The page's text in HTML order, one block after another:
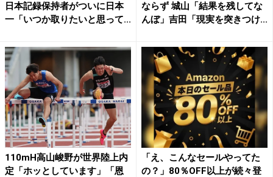
日本記録保持者がついに日本
一「いつか取りたいと思って...
ならず 城山「結果を残してな
んぼ」吉田「現実を突きつけ...
110mH高山峻野が世界陸上内
定「ホッとしています」「恩
「え、こんなセールやってた
の？」80％OFF以上が続々登